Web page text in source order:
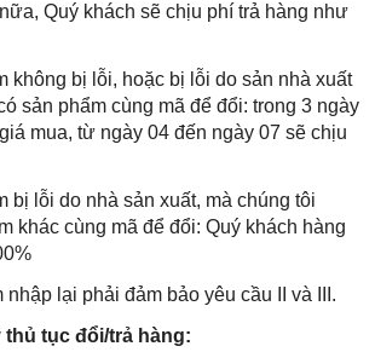
Quý khách sẽ chịu phí trả hàng như
không bị lỗi, hoặc bị lỗi do sản nhà xuất
sản phẩm cùng mã để đổi: trong 3 ngày
mua, từ ngày 04 đến ngày 07 sẽ chịu
bị lỗi do nhà sản xuất, mà chúng tôi
khác cùng mã để đổi: Quý khách hàng
nhập lại phải đảm bảo yêu cầu II và III.
tục đổi/trả hàng: